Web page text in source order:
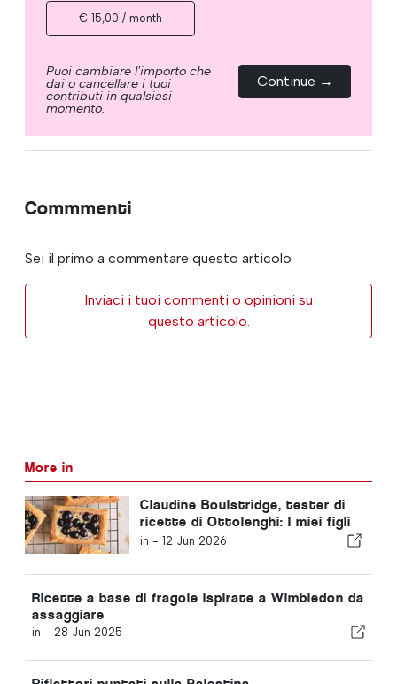
€ 15,00 / month
Puoi cambiare l'importo che
dai o cancellare i tuoi
contributi in qualsiasi
momento.
Continue →
Commmenti
Sei il primo a commentare questo articolo
Inviaci i tuoi commenti o opinioni su
questo articolo.
More in
Claudine Boulstridge, tester di
ricette di Ottolenghi: I miei figli
sono "cresciuti con il cibo di
in - 12 Jun 2026
Ricette a base di fragole ispirate a Wimbledon da
assaggiare
in - 28 Jun 2025